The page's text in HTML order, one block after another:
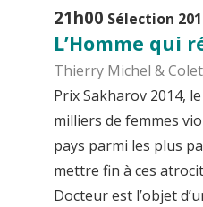
21h00 Sélection
L’Homme qui
Thierry Michel &
Prix Sakharov 2014,
milliers de femmes
pays parmi les plus
mettre fin à ces
Docteur est l’objet